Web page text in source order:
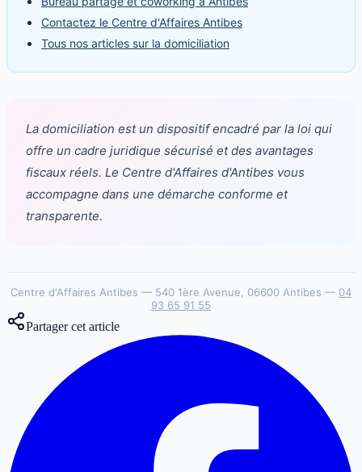
Contactez le Centre d'Affaires Antibes
Tous nos articles sur la domiciliation
La domiciliation est un dispositif encadré par la loi qui
offre un cadre juridique sécurisé et des avantages
fiscaux réels. Le Centre d'Affaires d'Antibes vous
accompagne dans une démarche conforme et
transparente.
Centre d'Affaires Antibes — 540 1ère Avenue, 06600 Antibes — 04
93 65 91 55
Partager cet article